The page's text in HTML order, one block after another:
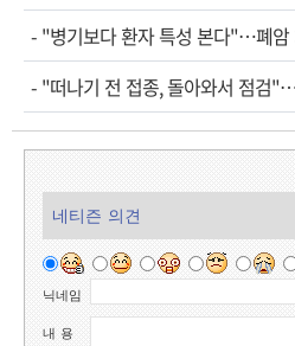
- "병기보다 환자 특성 본다"…폐암 치
- "떠나기 전 접종, 돌아와서 점검"…해
네티즌 의견
닉네임
내 용